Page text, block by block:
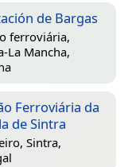
de Bargas
ferroviária,
La Mancha,
Ferroviária da
de Sintra
Sintra,